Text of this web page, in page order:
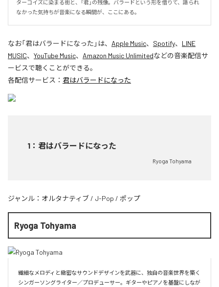
ターコイズに染まる街と、「君」の残像。バラードという形を借りて、語られ
なかった気持ちが音楽になる瞬間が、ここにある。
なお「君はバラードになった 」は、 Apple Music、 Spotify、 LINE
MUSIC、 YouTube Music、 Amazon Music Unlimitedなどの音楽配信サ
ービスで聴くことができる。
各配信サービス： 君はバラードになった
1 ： 君はバラードになった
Ryoga Tohyama
ジャンル： オルタナティブ / J-Pop / ポップ
Ryoga Tohyama
繊細なメロディと緻密なサウンドデザインを武器に、独自の音楽世界を築く
シンガーソングライター／プロデューサー。ギターやピアノを基盤にしなが